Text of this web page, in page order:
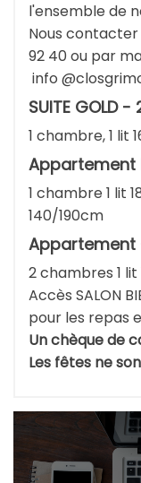
l'ensemble de
Nous contacter
92 40 ou par
info
SUITE GOLD -
1 chambre, 1 lit
Appartement
1 chambre 1 lit
140/190cm
Appartement -
2 chambres 1
Accès SALON
pour les repas
Un chèque de
Les fêtes ne